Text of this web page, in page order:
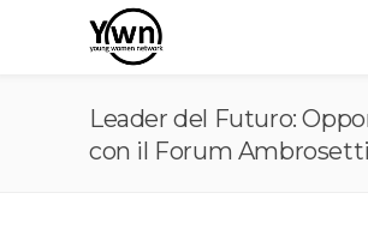
Leader del Futuro:
con il Forum Ambrosetti